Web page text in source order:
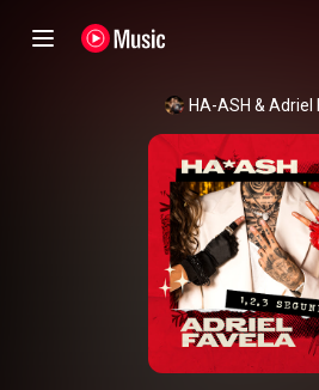
HA-ASH & Adriel